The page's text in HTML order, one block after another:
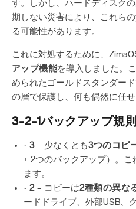
す。しかし、ハードディスク
期しない災害により、これら
る可能性があります。
これに対処するために、
アップ機能を導入しました。
められたゴールドスタンダー
の層で保護し、何も偶然に任せ
3-2-1バックアップ規
· 3– 少なくとも3つのコピ
+ 2つのバックアップ）。
ます。
· 2– コピーは2種類の異な
ードドライブ、外部USB、